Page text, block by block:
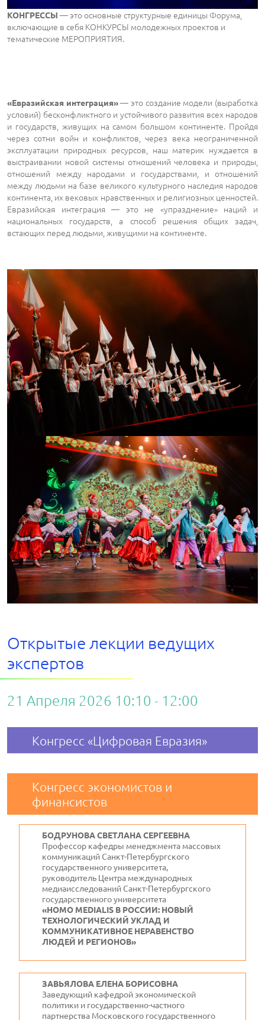
КОНГРЕССЫ — это основные структурные единицы Форума,
включающие в себя КОНКУРСЫ молодежных проектов и
тематические МЕРОПРИЯТИЯ.
«Евразийская интеграция»— это создание модели (выработка
условий) бесконфликтного и устойчивого развития всех народов
и государств, живущих на самом большом континенте. Пройдя
через сотни войн и конфликтов, через века неограниченной
эксплуатации природных ресурсов, наш материк нуждается в
выстраивании новой системы отношений человека и природы,
отношений между народами и государствами, и отношений
между людьми на базе великого культурного наследия народов
континента, их вековых нравственных и религиозных ценностей.
Евразийская интеграция — это не «упразднение» наций и
национальных государств, а способ решения общих задач,
встающих перед людьми, живущими на континенте.
Открытые лекции ведущих
экспертов
21 Апреля 2026 10:10 - 12:00
Конгресс «Цифровая Евразия»
Конгресс экономистов и
финансистов
БОДРУНОВА СВЕТЛАНА СЕРГЕЕВНА
Профессор кафедры менеджмента массовых
коммуникаций Санкт-Петербургского
государственного университета,
руководитель Центра международных
медиаисследований Санкт-Петербургского
государственного университета
«HOMO MEDIALIS В РОССИИ: НОВЫЙ
ТЕХНОЛОГИЧЕСКИЙ УКЛАД И
КОММУНИКАТИВНОЕ НЕРАВЕНСТВО
ЛЮДЕЙ И РЕГИОНОВ»
ЗАВЬЯЛОВА ЕЛЕНА БОРИСОВНА
Заведующий кафедрой экономической
политики и государственно-частного
партнерства Московского государственного